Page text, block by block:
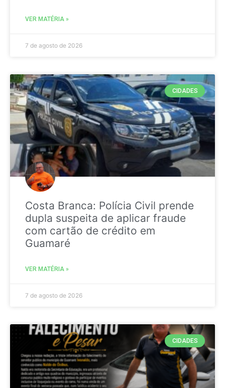
VER MATÉRIA »
7 de agosto de 2026
CIDADES
Costa Branca: Polícia Civil prende
dupla suspeita de aplicar fraude
com cartão de crédito em
Guamaré
VER MATÉRIA »
7 de agosto de 2026
CIDADES